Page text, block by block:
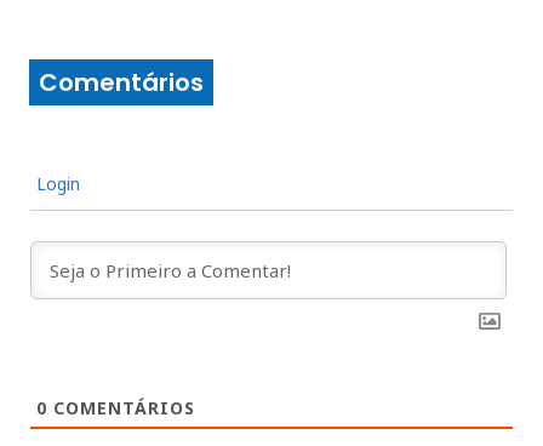
Comentários
Login
0 COMENTÁRIOS